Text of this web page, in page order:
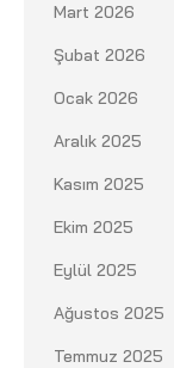
Mart 2026
Şubat 2026
Ocak 2026
Aralık 2025
Kasım 2025
Ekim 2025
Eylül 2025
Ağustos 2025
Temmuz 2025